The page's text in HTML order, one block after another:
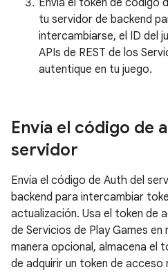
Envía el token de código
tu servidor de backend
intercambiarse, el ID del
APIs de REST de los
autentique en tu juego.
Envía el código de
servidor
Envía el código de Auth del
backend para intercambiar
actualización. Usa el token de
de Servicios de Play Games en
manera opcional, almacena el
de adquirir un token de acceso